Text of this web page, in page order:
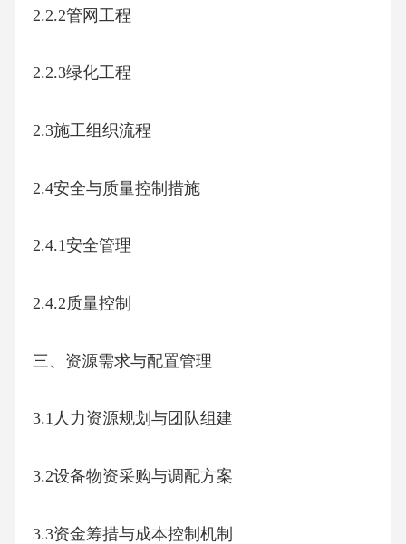
2.2.2管网工程
2.2.3绿化工程
2.3施工组织流程
2.4安全与质量控制措施
2.4.1安全管理
2.4.2质量控制
三、资源需求与配置管理
3.1人力资源规划与团队组建
3.2设备物资采购与调配方案
3.3资金筹措与成本控制机制